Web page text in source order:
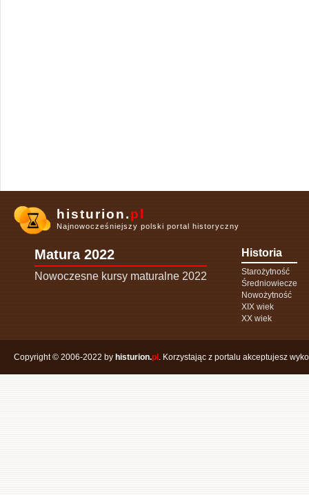
histurion.pl
Najnowocześniejszy polski portal historyczny
Matura 2022
Nowoczesne kursy maturalne 2022
Historia
Starożytność
Średniowiecze
Nowożytność
XIX wiek
XX wiek
Copyright © 2006-2022 by histurion.pl . Korzystając z portalu akceptujesz